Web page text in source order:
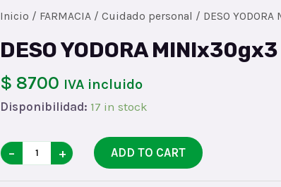
Inicio / FARMACIA / Cuidado personal / DESO
DESO YODORA MINIx30gx3
$ 8700 IVA incluido
Disponibilidad: 17 in stock
DESO
YODORA
− + ADD TO CART